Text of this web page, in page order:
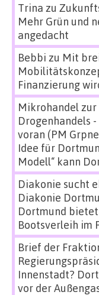
Trina zu
Mehr Grün und
angedacht
Bebbi zu Mit
Finanzierung
Mikrohandel
Drogenhandels
voran (PM
Idee für
Modell“ kann
Diakonie sucht
Diakonie
Dortmund
Bootsverleih im
Brief der
Innenstadt?
vor der